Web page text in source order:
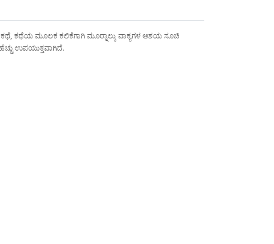
ಕಥೆ, ಕಥೆಯ ಮೂಲಕ ಕಲಿಕೆಗಾಗಿ ಮೂರ್‍ನಾಲ್ಕು ವಾಕ್ಯಗಳ ಆಶಯ ಸೂಚಿ
ಉಪಯುಕ್ತವಾಗಿದೆ.